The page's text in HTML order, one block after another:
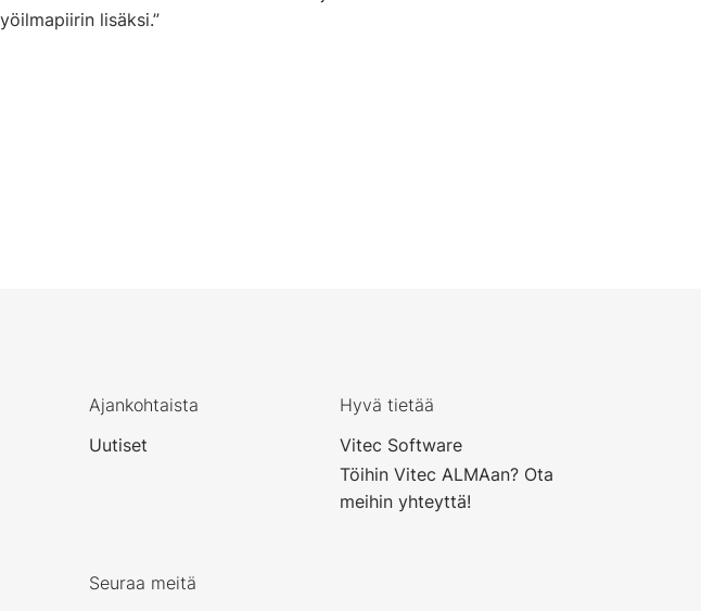
lisäksi.”
Ajankohtaista
Uutiset
Hyvä tietää
Vitec Software
Töihin Vitec ALMAan? Ota
meihin yhteyttä!
Seuraa meitä